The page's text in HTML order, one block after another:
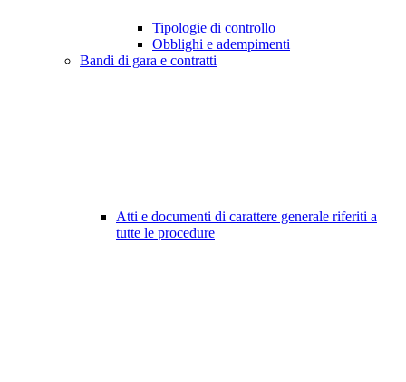
Tipologie di controllo
Obblighi e adempimenti
Bandi di gara e contratti
Atti e documenti di carattere generale riferiti a
tutte le procedure